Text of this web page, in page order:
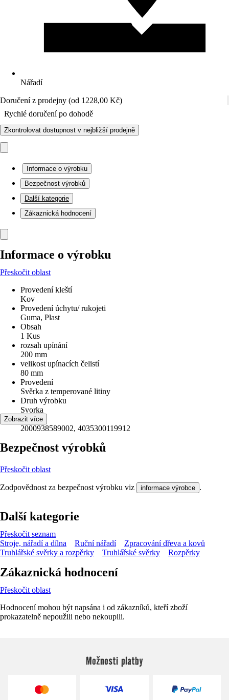
Nářadí
Doručení z prodejny (od 1228,00 Kč)
Rychlé doručení po dohodě
Zkontrolovat dostupnost v nejbližší prodejně
Informace o výrobku
Bezpečnost výrobků
Další kategorie
Zákaznická hodnocení
Informace o výrobku
Přeskočit oblast
Provedení kleští
Kov
Provedení úchytu/ rukojeti
Guma, Plast
Obsah
1 Kus
rozsah upínání
200 mm
velikost upínacích čelistí
80 mm
Provedení
Svěrka z temperované litiny
Druh výrobku
Svorka
EAN
2000938589002, 4035300119912
Zobrazit více
Bezpečnost výrobků
Přeskočit oblast
Zodpovědnost za bezpečnost výrobku viz informace výrobce .
Další kategorie
Přeskočit seznam
Stroje, nářadí a dílna
Ruční nářadí
Zpracování dřeva a kovů
Truhlářské svěrky a rozpěrky
Truhlářské svěrky Rozpěrky
Zákaznická hodnocení
Přeskočit oblast
Hodnocení mohou být napsána i od zákazníků, kteří zboží
prokazatelně nepoužili nebo nekoupili.
Možnosti platby